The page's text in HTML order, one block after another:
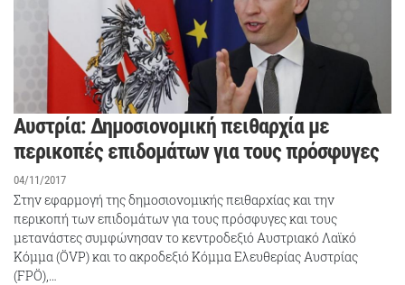
Αυστρία: Δημοσιονομική πειθαρχία με
περικοπές επιδομάτων για τους πρόσφυγες
04/11/2017
Στην εφαρμογή της δημοσιονομικής πειθαρχίας και την
περικοπή των επιδομάτων για τους πρόσφυγες και τους
μετανάστες συμφώνησαν το κεντροδεξιό Αυστριακό Λαϊκό
Κόμμα (ÖVP) και το ακροδεξιό Κόμμα Ελευθερίας Αυστρίας
(FPÖ),…